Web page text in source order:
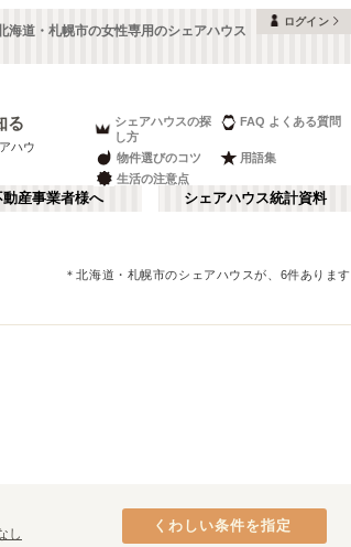
海道・札幌市の女性専用のシェアハウス
ログイン
る
ハウ
シェアハウスの探
し方
FAQ よくある質問
物件選びのコツ
用語集
生活の注意点
動産事業者様へ シェアハウス統計資料
＊北海道 ・札幌市のシェアハウスが、 6件あります
し くわしい条件を指定